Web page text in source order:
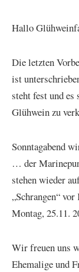
Hallo
Die letzten
ist
steht fest und es
Glühwein zu
Sonntagabend
… der
stehen wieder
„Schrangen“
Montag, 25.11.
Wir freuen uns
Ehemalige und